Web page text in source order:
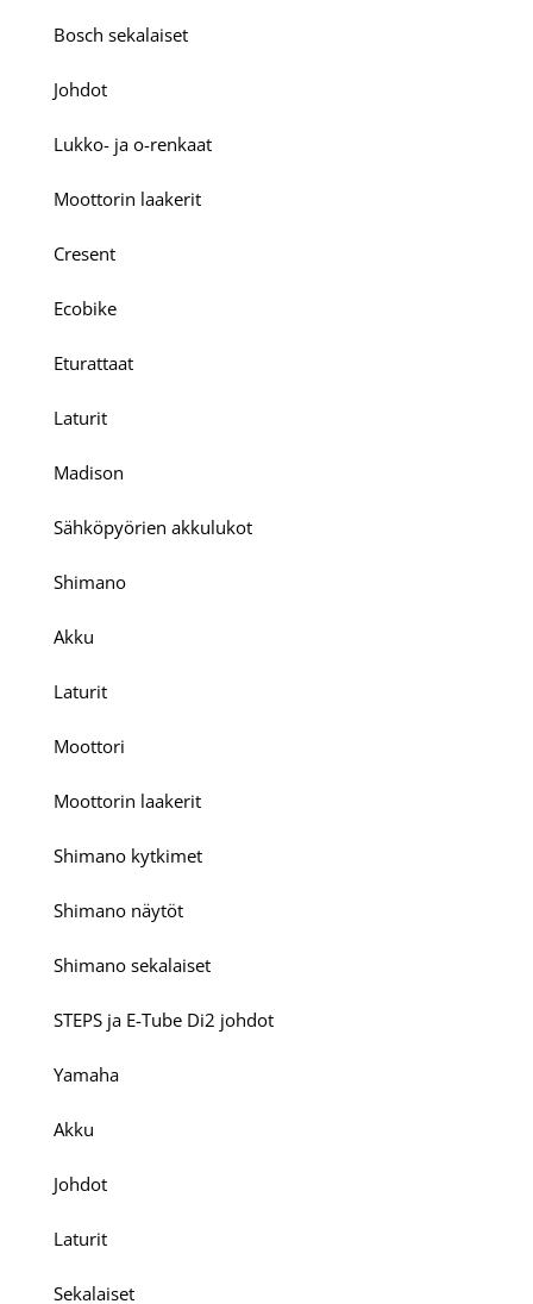
Bosch sekalaiset
Johdot
Lukko- ja o-renkaat
Moottorin laakerit
Cresent
Ecobike
Eturattaat
Laturit
Madison
Sähköpyörien akkulukot
Shimano
Akku
Laturit
Moottori
Moottorin laakerit
Shimano kytkimet
Shimano näytöt
Shimano sekalaiset
STEPS ja E-Tube Di2 johdot
Yamaha
Akku
Johdot
Laturit
Sekalaiset